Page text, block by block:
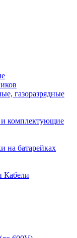
газоразрядные
комплектующие
на батарейках
Кабели